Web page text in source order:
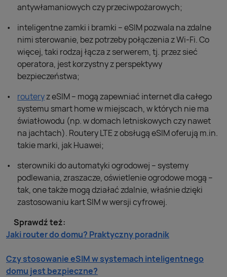
antywłamaniowych czy przeciwpożarowych;
inteligentne zamki i bramki – eSIM pozwala na zdalne
nimi sterowanie, bez potrzeby połączenia z Wi-Fi. Co
więcej, taki rodzaj łącza z serwerem, tj. przez sieć
operatora, jest korzystny z perspektywy
bezpieczeństwa;
routeryz eSIM – mogą zapewniać internet dla całego
systemu smart home w miejscach, w których nie ma
światłowodu (np. w domach letniskowych czy nawet
na jachtach). Routery LTE z obsługą eSIM oferują m.in.
takie marki, jak Huawei;
sterowniki do automatyki ogrodowej – systemy
podlewania, zraszacze, oświetlenie ogrodowe mogą –
tak, one także mogą działać zdalnie, właśnie dzięki
zastosowaniu kart SIM w wersji cyfrowej.
Sprawdź też:
Jaki router do domu? Praktyczny poradnik
Czy stosowanie eSIM w systemach inteligentnego
domu jest bezpieczne?